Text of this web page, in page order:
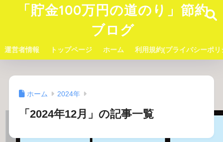
「貯金100万円の道のり」節約
ブログ
運営者情報 トップページ ホーム 利用規約(プライバシーポリ
ホーム 2024年
「2024年12月」の記事一覧